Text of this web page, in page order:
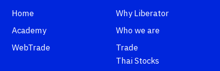
Home
Academy
WebTrade
Why Liberator
Who we are
Trade
Thai Stocks